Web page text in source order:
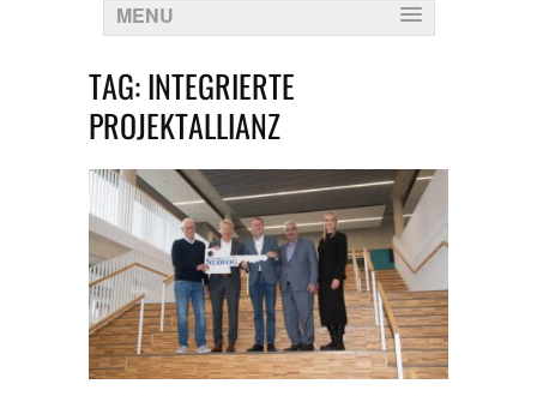
MENU
TAG:INTEGRIERTE
PROJEKTALLIANZ